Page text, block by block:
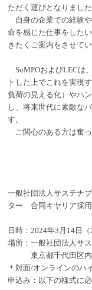
ただく運びとなりました
自身の企業での経験
命を感じた仕事をした
きたくご案内をさせてい
SuMPOおよびLECは
トした上でこれを実現
負荷の見える化）やハ
し、将来世代に素敵な
す。
ご関心のある方は奮っ
一般社団法人サステナ
ター 合同キヤリア採
日時：2024年3月14日
場所：一般社団法人サ
東京都千代田区内神
＊対面/オンラインのハ
申込み：以下の様式に